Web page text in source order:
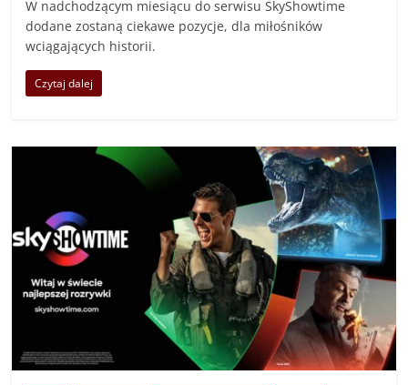
W nadchodzącym miesiącu do serwisu SkyShowtime
dodane zostaną ciekawe pozycje, dla miłośników
wciągających historii.
Czytaj dalej